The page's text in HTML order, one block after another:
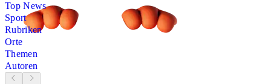
Top News
Sport
Rubriken
Orte
Themen
Autoren